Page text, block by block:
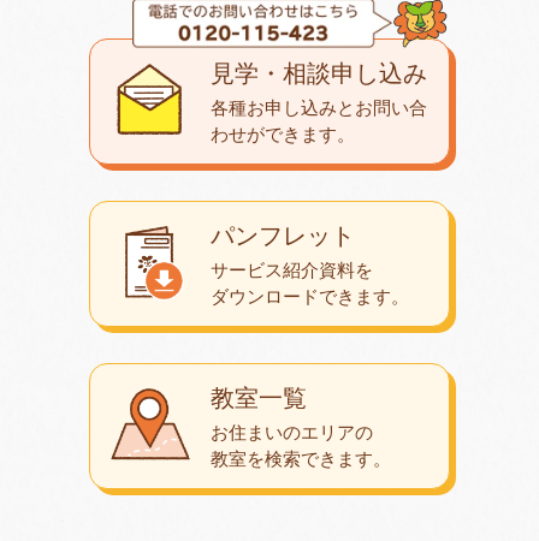
教室一覧
お住まいのエリアの
教室を検索できます。
パンフレット
サービス紹介資料を
ダウンロードできます。
見学・相談申し込み
各種お申し込みとお問い合
わせができます。